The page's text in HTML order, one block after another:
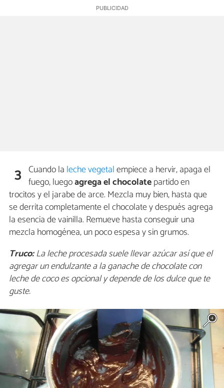
3 Cuando la leche vegetalempiece a hervir, apaga el
fuego, luegoagrega el chocolatepartido en
trocitos y el jarabe de arce. Mezcla muy bien, hasta que
se derrita completamente el chocolate y después agrega
la esencia de vainilla. Remueve hasta conseguir una
mezcla homogénea, un poco espesa y sin grumos.
Truco:La leche procesada suele llevar azúcar así que el
agregar un endulzante a la ganache de chocolate con
leche de coco es opcional y depende de los dulce que te
guste.